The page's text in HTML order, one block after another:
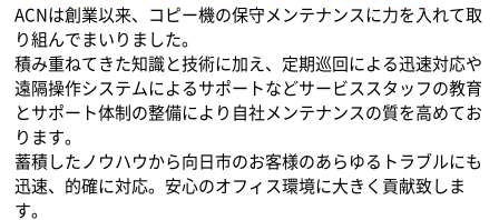
ACNは創業以来、コピー機の保守メンテナンスに力を入れて取
り組んでまいりました。
積み重ねてきた知識と技術に加え、定期巡回による迅速対応や
遠隔操作システムによるサポートなどサービススタッフの教育
とサポート体制の整備により自社メンテナンスの質を高めてお
ります。
蓄積したノウハウから向日市のお客様のあらゆるトラブルにも
迅速、的確に対応。安心のオフィス環境に大きく貢献致しま
す。